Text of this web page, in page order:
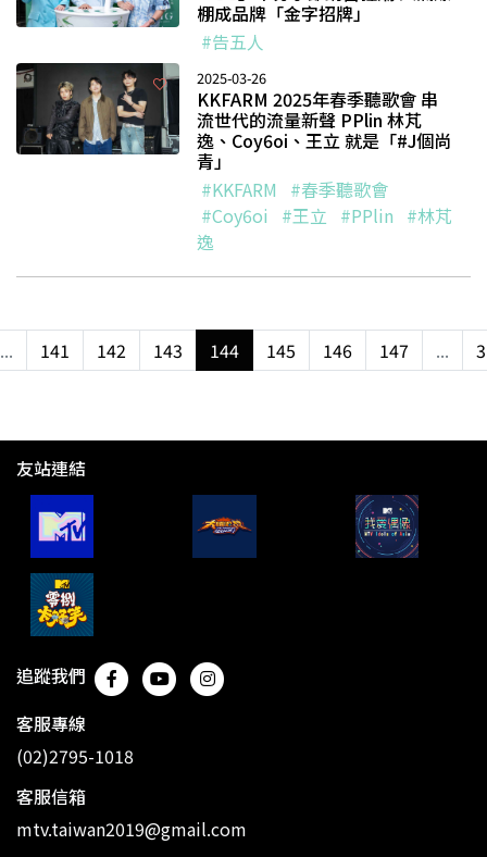
棚成品牌「金字招牌」
#告五人
2025-03-26
KKFARM 2025年春季聽歌會 串
流世代的流量新聲 PPlin 林芃
逸、Coy6oi、王立 就是「#J個尚
青」
#KKFARM
#春季聽歌會
#Coy6oi
#王立 #PPlin #林芃
逸
... 141 142 143 144 145 146 147 ...
友站連結
追蹤我們
客服專線
(02)2795-1018
客服信箱
mtv.taiwan2019@gmail.com